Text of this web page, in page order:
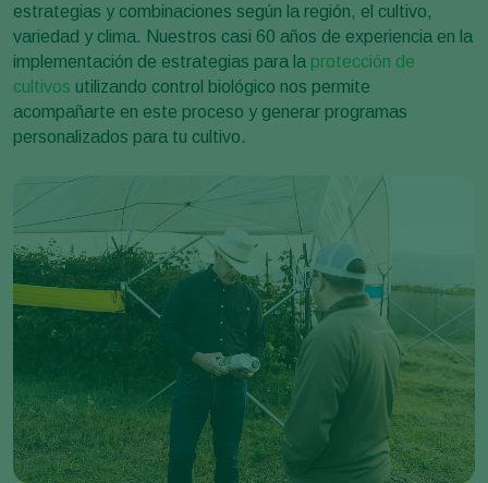
estrategias y combinaciones según la región, el cultivo,
variedad y clima. Nuestros casi 60 años de experiencia en la
implementación de estrategias para la protección de
cultivos utilizando control biológico nos permite
acompañarte en este proceso y generar programas
personalizados para tu cultivo.